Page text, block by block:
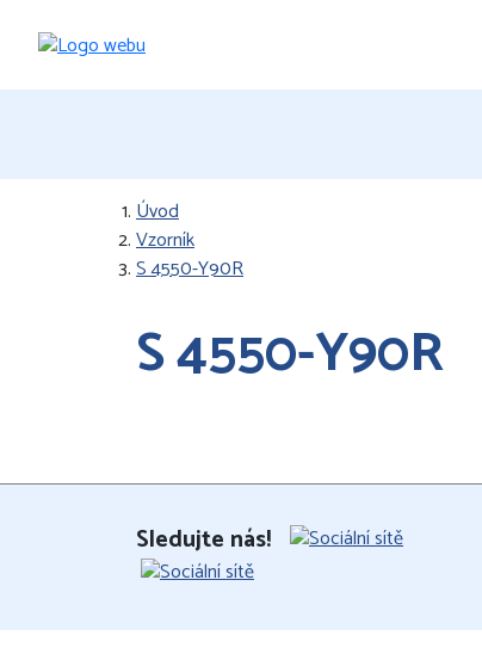
Úvod
Vzorník
S 4550-Y90R
S 4550-Y90R
Sledujte nás!